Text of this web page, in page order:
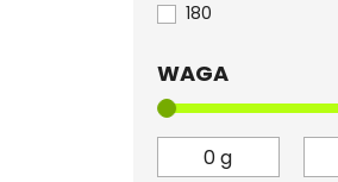
180
WAGA